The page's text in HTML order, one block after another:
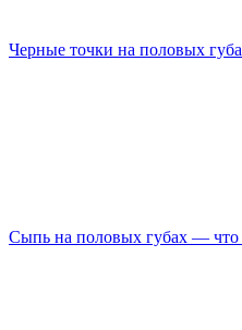
Черные точки на половых
Сыпь на половых губах — что